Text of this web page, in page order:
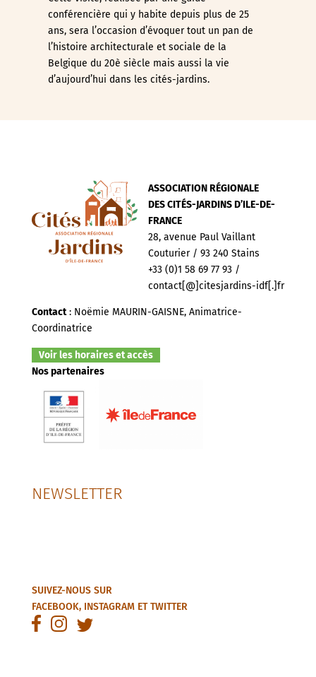
conférencière qui y habite depuis plus de 25
ans, sera l’occasion d’évoquer tout un pan de
l’histoire architecturale et sociale de la
Belgique du 20è siècle mais aussi la vie
d’aujourd’hui dans les cités-jardins.
ASSOCIATION RÉGIONALE
DES CITÉS-JARDINS D’ILE-DE-
FRANCE
28, avenue Paul Vaillant
Couturier / 93 240 Stains
+33 (0)1 58 69 77 93 /
contact[@]citesjardins-idf[.]fr
Contact: Noëmie MAURIN-GAISNE, Animatrice-
Coordinatrice
Voir les horaires et accès
Nos partenaires
NEWSLETTER
SUIVEZ-NOUS SUR
FACEBOOK, INSTAGRAMETTWITTER